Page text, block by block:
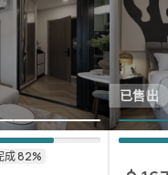
已售出